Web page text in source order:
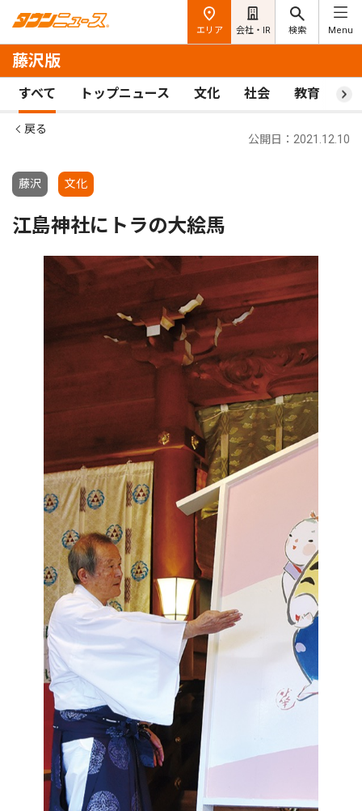
エリア 会社・IR 検索 Menu
藤沢版
すべて トップニュース 文化 社会 教育 ス
戻る
藤沢 文化
公開日：2021.12.10
江島神社にトラの大絵馬